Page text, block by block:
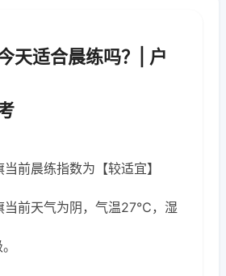
天适合晨练吗？| 户
前晨练指数为【较适宜】
当前天气为阴，气温27℃，湿